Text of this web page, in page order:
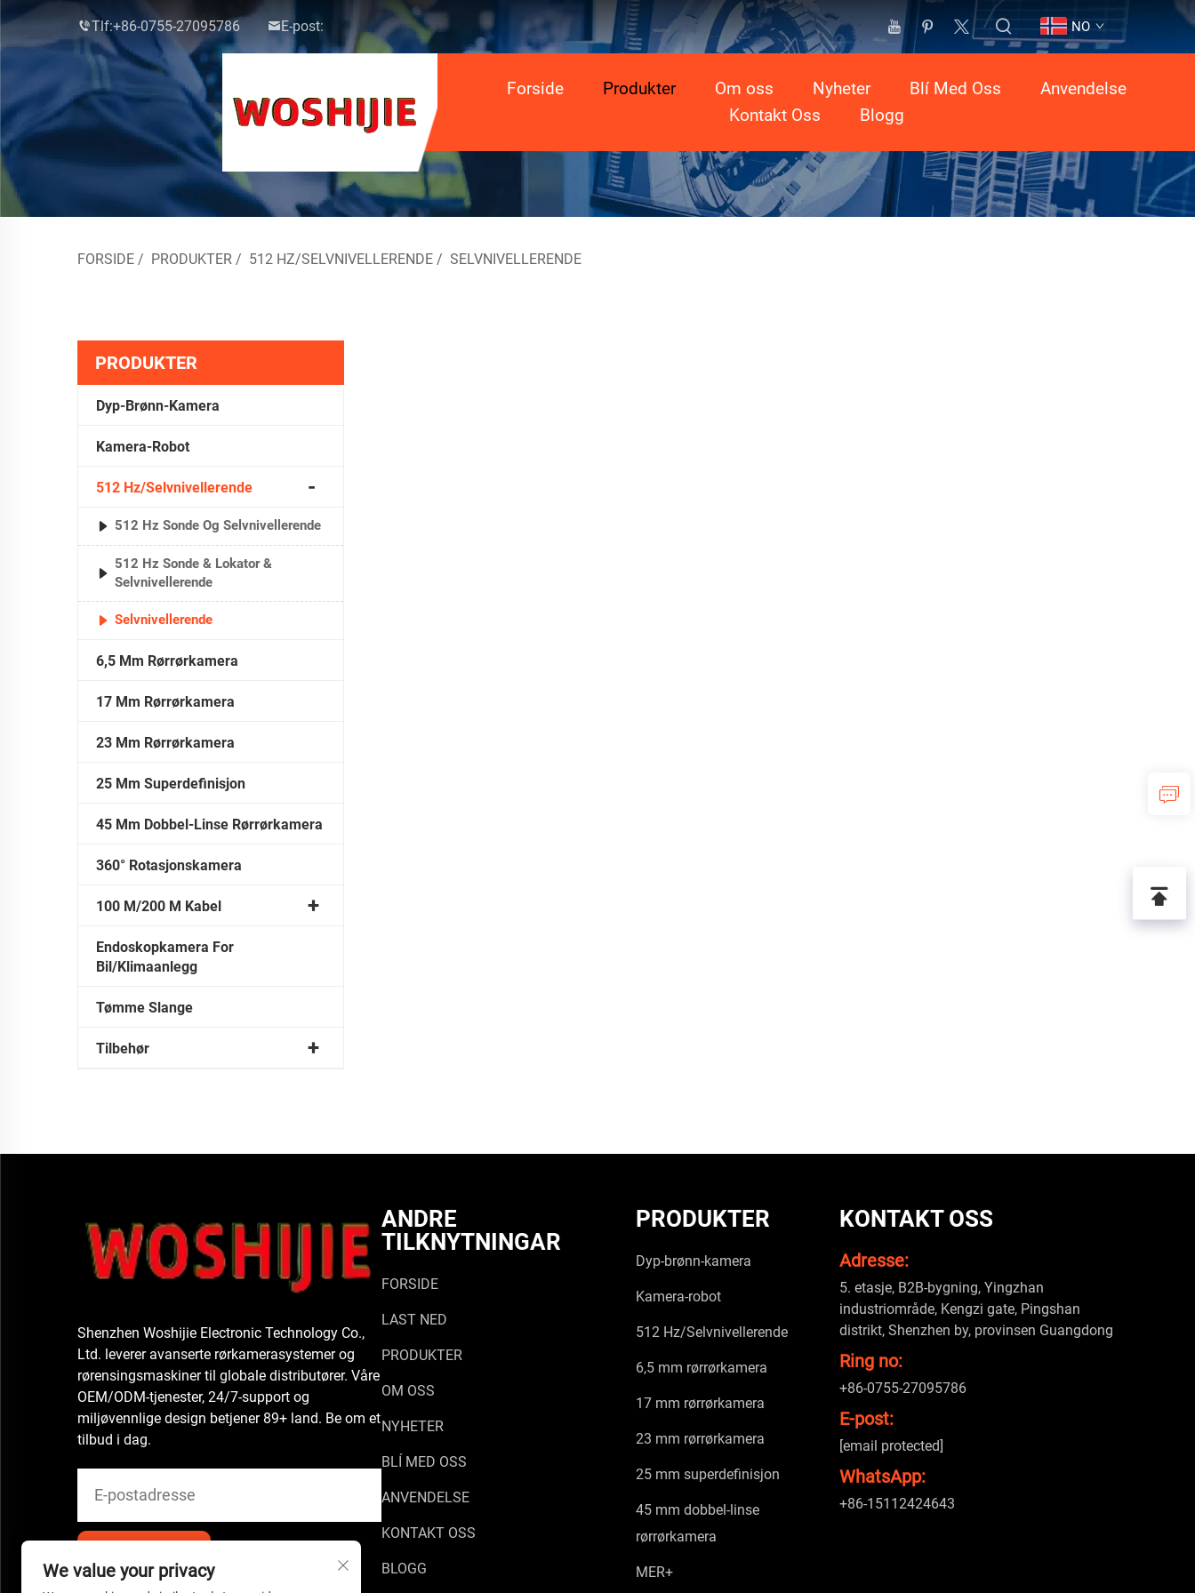
Tlf:+86-0755-27095786 E-post: NO
Forside Produkter Om oss Nyheter Blí Med Oss
Anvendelse
Kontakt Oss
Blogg
FORSIDE / PRODUKTER / 512 HZ/SELVNIVELLERENDE / SELVNIVELLERENDE
PRODUKTER
Dyp-Brønn-Kamera
Kamera-Robot
512 Hz/Selvnivellerende
512 Hz Sonde Og Selvnivellerende
512 Hz Sonde & Lokator &
Selvnivellerende
Selvnivellerende
6,5 Mm Rørrørkamera
17 Mm Rørrørkamera
23 Mm Rørrørkamera
25 Mm Superdefinisjon
45 Mm Dobbel-Linse Rørrørkamera
360° Rotasjonskamera
100 M/200 M Kabel
Endoskopkamera For
Bil/klimaanlegg
Tømme Slange
Tilbehør
Shenzhen Woshijie Electronic Technology Co.,
Ltd. leverer avanserte rørkamerasystemer og
rørensingsmaskiner til globale distributører. Våre
OEM/ODM-tjenester, 24/7-support og
miljøvennlige design betjener 89+ land. Be om et
tilbud i dag.
ANDRE
TILKNYTNINGAR
FORSIDE
LAST NED
PRODUKTER
OM OSS
NYHETER
BLÍ MED OSS
ANVENDELSE
KONTAKT OSS
BLOGG
PRODUKTER
Dyp-brønn-kamera
Kamera-robot
512 Hz/Selvnivellerende
6,5 mm rørrørkamera
17 mm rørrørkamera
23 mm rørrørkamera
25 mm superdefinisjon
45 mm dobbel-linse
rørrørkamera
MER+
KONTAKT OSS
Adresse:
5. etasje, B2B-bygning, Yingzhan
industriområde, Kengzi gate, Pingshan
distrikt, Shenzhen by, provinsen Guangdong
Ring no:
+86-0755-27095786
E-post:
[email protected]
WhatsApp:
+86-15112424643
We value your privacy